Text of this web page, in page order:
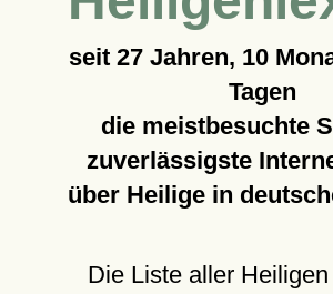
seit 27 Jahren, 10
Tagen
die meistbesuchte
zuverlässigste
über Heilige in
Die Liste aller